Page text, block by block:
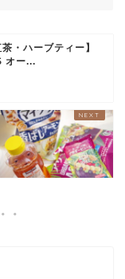
・ハーブティー】
オー...